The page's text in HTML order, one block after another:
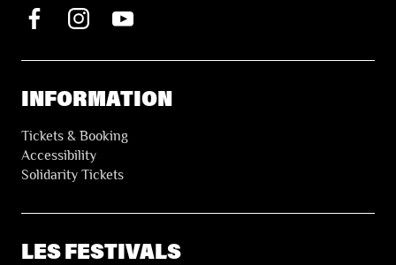
INFORMATION
Tickets & Booking
Accessibility
Solidarity Tickets
LES FESTIVALS